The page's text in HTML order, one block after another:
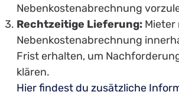
Nebenkostenabrechnung
Rechtzeitige Lieferung:Mieter
Nebenkostenabrechnung
Frist erhalten, um
klären.
Hier findest du zusätzliche